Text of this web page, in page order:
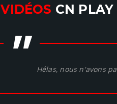
VIDÉOS CN PLAY
" Hélas, nous n'avons